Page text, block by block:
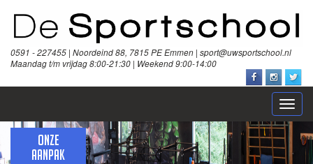
0591 - 227455 | Noordeind 88, 7815 PE Emmen | sport@uwsportschool.nl
Maandag t/m vrijdag 8:00-21:30 | Weekend 9:00-14:00
Open
ONZE
AANPAK